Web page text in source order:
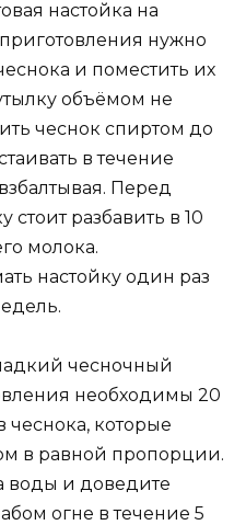
настойка на
нужно
и поместить их
объёмом не
чеснок спиртом до
в течение
Перед
стоит разбавить в 10
молока.
настойку один раз
чесночный
необходимы 20
чеснока, которые
в равной пропорции.
воды и доведите
огне в течение 5